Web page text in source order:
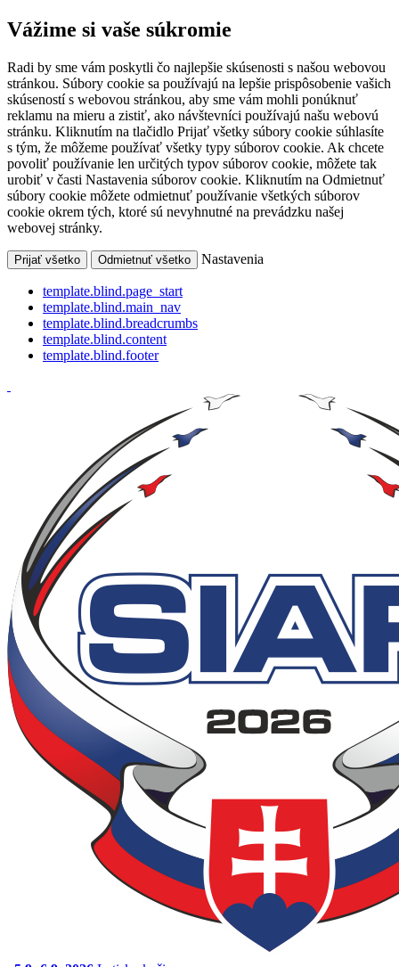
Vážime si vaše súkromie
Radi by sme vám poskytli čo najlepšie skúsenosti s našou webovou
stránkou. Súbory cookie sa používajú na lepšie prispôsobenie vašich
skúseností s webovou stránkou, aby sme vám mohli ponúknuť
reklamu na mieru a zistiť, ako návštevníci používajú našu webovú
stránku. Kliknutím na tlačidlo Prijať všetky súbory cookie súhlasíte
s tým, že môžeme používať všetky typy súborov cookie. Ak chcete
povoliť používanie len určitých typov súborov cookie, môžete tak
urobiť v časti Nastavenia súborov cookie. Kliknutím na Odmietnuť
súbory cookie môžete odmietnuť používanie všetkých súborov
cookie okrem tých, ktoré sú nevyhnutné na prevádzku našej
webovej stránky.
Prijať všetko Odmietnuť všetko Nastavenia
template.blind.page_start
template.blind.main_nav
template.blind.breadcrumbs
template.blind.content
template.blind.footer